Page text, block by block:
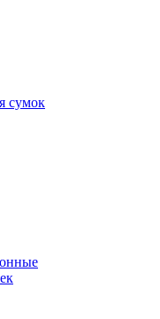
сумок